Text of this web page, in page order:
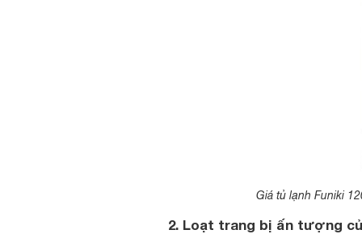
Giá tủ lạnh Funiki
2. Loạt trang bị ấn tượng